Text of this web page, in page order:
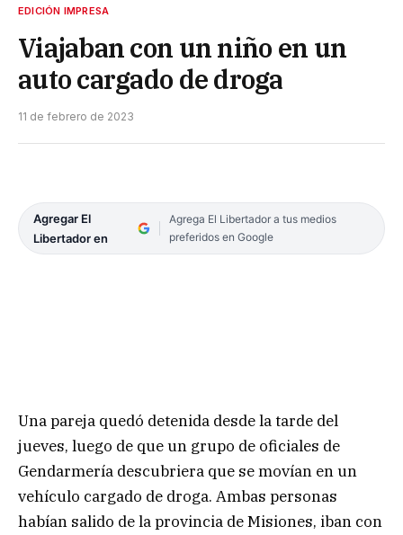
EDICIÓN IMPRESA
Viajaban con un niño en un
auto cargado de droga
11 de febrero de 2023
Agregar El
Libertador en
Agrega El Libertador a tus medios
preferidos en Google
Una pareja quedó detenida desde la tarde del
jueves, luego de que un grupo de oficiales de
Gendarmería descubriera que se movían en un
vehículo cargado de droga. Ambas personas
habían salido de la provincia de Misiones, iban con